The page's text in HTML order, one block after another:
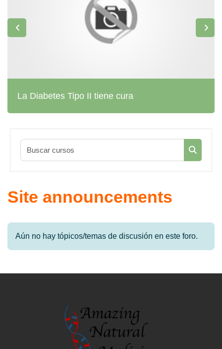
La Diabetes Tipo II tiene cura
Buscar
Site announcements
Aún no hay tópicos/temas de discusión en este foro.